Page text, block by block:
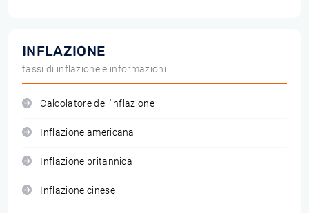
INFLAZIONE
tassi di inflazione e informazioni
Calcolatore dell'inflazione
Inflazione americana
Inflazione britannica
Inflazione cinese